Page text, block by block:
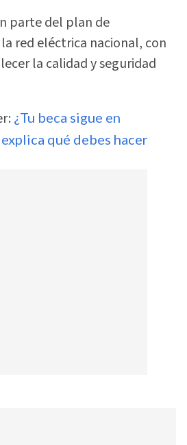
parte del plan de
red eléctrica nacional, con
la calidad y seguridad
¿Tu beca sigue en
qué debes hacer